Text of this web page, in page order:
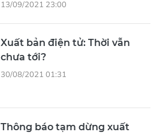
13/09/2021 23:00
Xuất bản điện tử: Thời vẫn
chưa tới?
30/08/2021 01:31
Thông báo tạm dừng xuất